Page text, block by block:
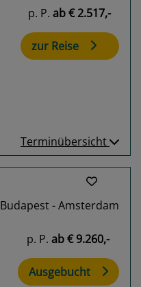
p. P. ab€ 2.517,-
zur Reise
Terminübersicht
Budapest - Amsterdam
p. P. ab€ 9.260,-
Ausgebucht